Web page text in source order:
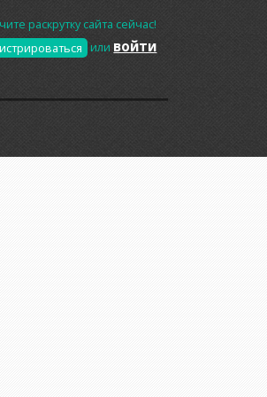
раскрутку сайта сейчас!
или войти